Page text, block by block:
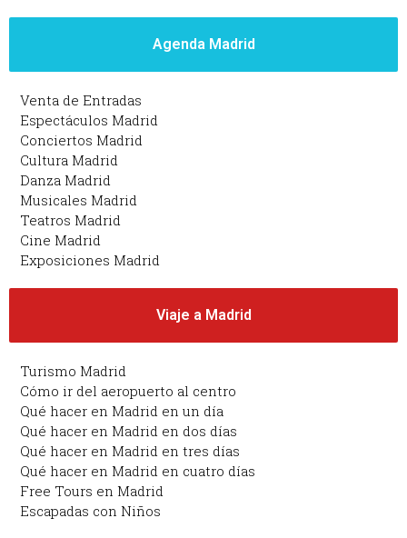
Agenda Madrid
Venta de Entradas
Espectáculos Madrid
Conciertos Madrid
Cultura Madrid
Danza Madrid
Musicales Madrid
Teatros Madrid
Cine Madrid
Exposiciones Madrid
Viaje a Madrid
Turismo Madrid
Cómo ir del aeropuerto al centro
Qué hacer en Madrid en un día
Qué hacer en Madrid en dos días
Qué hacer en Madrid en tres días
Qué hacer en Madrid en cuatro días
Free Tours en Madrid
Escapadas con Niños